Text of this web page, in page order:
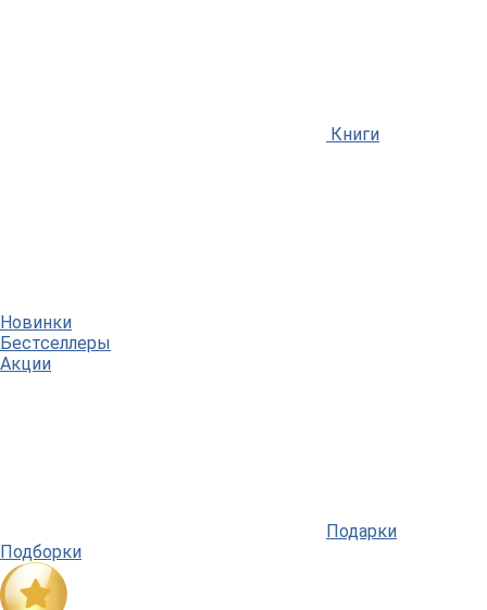
Книги
Новинки
Бестселлеры
Акции
Подарки
Подборки